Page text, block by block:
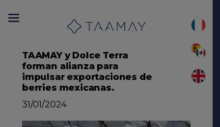
TAAMAY y Dolce Terra
forman alianza para
impulsar exportaciones de
berries mexicanas.
31/01/2024